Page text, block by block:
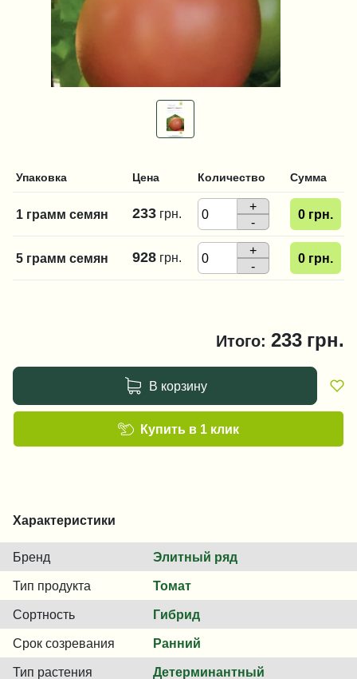
Упаковка Цена Количество Сумма
1 грамм семян 233 грн.
+
-
0 грн.
5 грамм семян 928 грн.
+
-
0 грн.
Итого: 233 грн.
В корзину
Купить в 1 клик
Характеристики
Бренд Элитный ряд
Тип продукта Томат
Сортность Гибрид
Срок созревания Ранний
Тип растения Детерминантный